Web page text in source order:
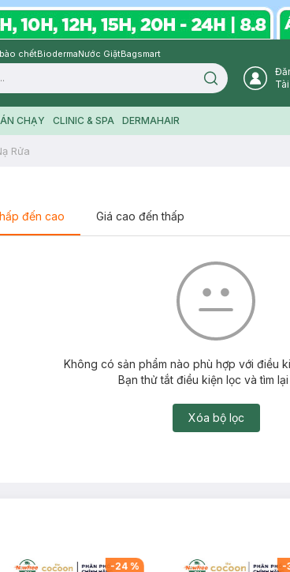
chếtBiodermaNước GiặtBagsmart
Search icon
CHẠY CLINIC & SPA DERMAHAIR
Rửa
đến cao Giá cao đến thấp
Không có sản phẩm nào phù hợp với điều
Bạn thử tắt điều kiện lọc và tìm
Xóa bộ lọc
-24% -